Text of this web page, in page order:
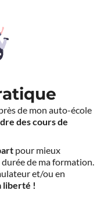
de mon auto-école
des cours de
pour mieux
de ma formation.
et/ou en
liberté !